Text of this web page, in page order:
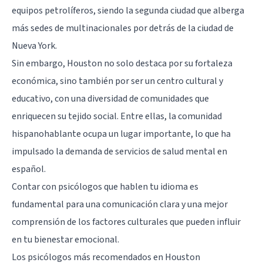
equipos petrolíferos, siendo la segunda ciudad que alberga
más sedes de multinacionales por detrás de la ciudad de
Nueva York.
Sin embargo, Houston no solo destaca por su fortaleza
económica, sino también por ser un centro cultural y
educativo, con una diversidad de comunidades que
enriquecen su tejido social. Entre ellas, la comunidad
hispanohablante ocupa un lugar importante, lo que ha
impulsado la demanda de servicios de salud mental en
español.
Contar con psicólogos que hablen tu idioma es
fundamental para una comunicación clara y una mejor
comprensión de los factores culturales que pueden influir
en tu bienestar emocional.
Los psicólogos más recomendados en Houston